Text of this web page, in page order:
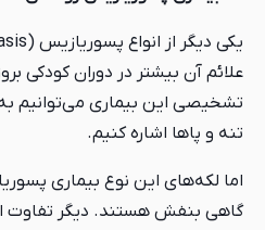
علائم آن بیشتر در دوران کودکی
تشخیصی این بیماری می‌توانیم
تنه و پاها اشاره کنیم.
اما لکه‌های این نوع بیماری
گاهی بنفش هستند. دیگر تفاوت